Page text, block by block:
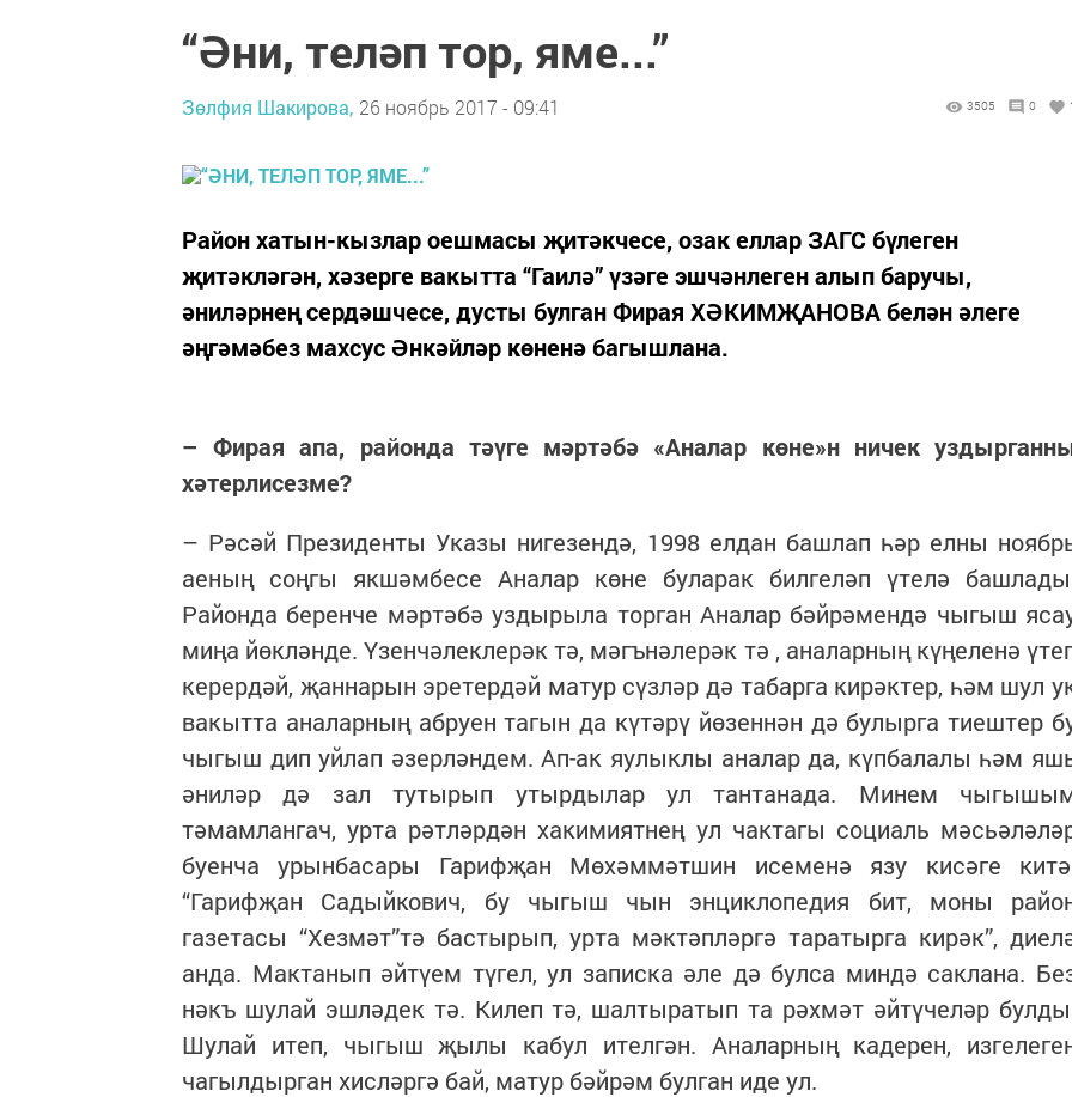
“Әни, теләп тор, яме...”
Зөлфия Шакирова, 26 ноябрь 2017 - 09:41 3505 0
Район хатын-кызлар оешмасы җитәкчесе, озак еллар ЗАГС бүлеген
җитәкләгән, хәзерге вакытта “Гаилә” үзәге эшчәнлеген алып баручы,
әниләрнең сердәшчесе, дусты булган Фирая ХӘКИМҖАНОВА белән әлеге
әңгәмәбез махсус Әнкәйләр көненә багышлана.
– Фирая апа, районда тәүге мәртәбә «Аналар көне»н ничек
хәтерлисезме?
– Рәсәй Президенты Указы нигезендә, 1998 елдан башлап һәр елны
аеның соңгы якшәмбесе Аналар көне буларак билгеләп үтелә
Районда беренче мәртәбә уздырыла торган Аналар бәйрәмендә чыгыш
миңа йөкләнде. Үзенчәлеклерәк тә, мәгънәлерәк тә , аналарның күңеленә
керердәй, җаннарын эретердәй матур сүзләр дә табарга кирәктер, һәм шул
вакытта аналарның абруен тагын да күтәрү йөзеннән дә булырга тиештер
чыгыш дип уйлап әзерләндем. Ап-ак яулыклы аналар да, күпбалалы һәм
әниләр дә зал тутырып утырдылар ул тантанада. Минем
тәмамлангач, урта рәтләрдән хакимиятнең ул чактагы социаль
буенча урынбасары Гарифҗан Мөхәммәтшин исеменә язу кисәге
“Гарифҗан Садыйкович, бу чыгыш чын энциклопедия бит, моны
газетасы “Хезмәт”тә бастырып, урта мәктәпләргә таратырга кирәк”,
анда. Мактанып әйтүем түгел, ул записка әле дә булса миндә саклана.
нәкъ шулай эшләдек тә. Килеп тә, шалтыратып та рәхмәт әйтүчеләр
Шулай итеп, чыгыш җылы кабул ителгән. Аналарның кадерен,
чагылдырган хисләргә бай, матур бәйрәм булган иде ул.